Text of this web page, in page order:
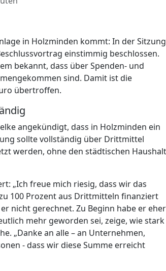
in Holzminden kommt: In der Sitzung
einstimmig beschlossen.
bekannt, dass über Spenden- und
sind. Damit ist die
übertroffen.
angekündigt, dass in Holzminden ein
sollte vollständig über Drittmittel
werden, ohne den städtischen Haushalt
„Ich freue mich riesig, dass wir das
100 Prozent aus Drittmitteln finanziert
nicht gerechnet. Zu Beginn habe er eher
mehr geworden sei, zeige, wie stark
„Danke an alle – an Unternehmen,
- dass wir diese Summe erreicht